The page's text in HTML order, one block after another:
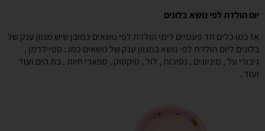
יום הולדת לפי נושא בלונים
אז כמו כלים חד פעמיים לימי הולדת לפי נושאים כמובן שיש מגוון ענק של
בלונים ליום הולדת לפי נושא במגוון ענק של נושאים כמו : ספיידרמן ,
גיבורי על , מיניונים , נסיכות , לול , טיקטוק , ספארי חיות , בת הים ועוד
ועוד..